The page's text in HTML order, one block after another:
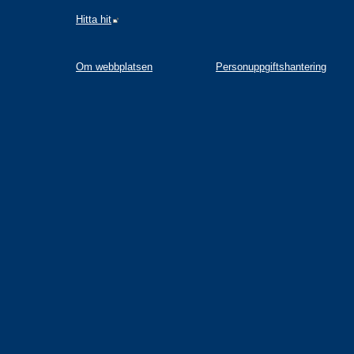
Hitta hit
Om webbplatsen Personuppgiftshantering